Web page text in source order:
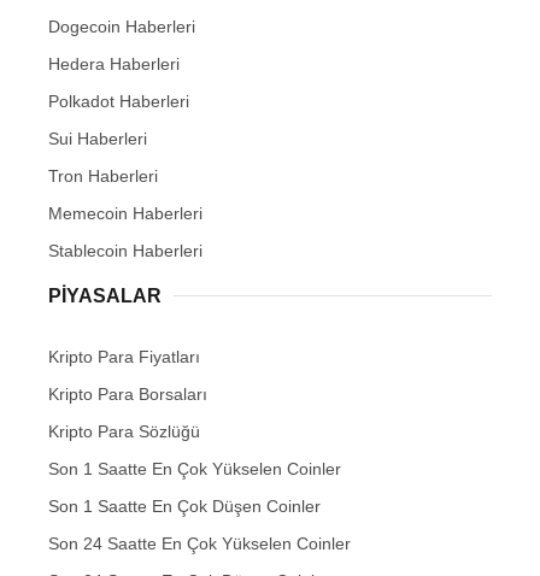
Dogecoin Haberleri
Hedera Haberleri
Polkadot Haberleri
Sui Haberleri
Tron Haberleri
Memecoin Haberleri
Stablecoin Haberleri
PIYASALAR
Kripto Para Fiyatları
Kripto Para Borsaları
Kripto Para Sözlüğü
Son 1 Saatte En Çok Yükselen Coinler
Son 1 Saatte En Çok Düşen Coinler
Son 24 Saatte En Çok Yükselen Coinler